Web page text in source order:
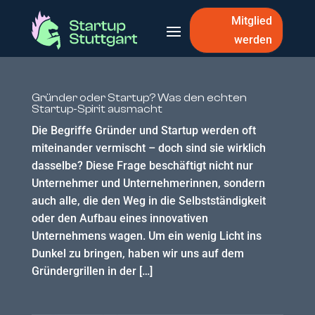
Mitglied
werden
Gründer oder Startup? Was den echten
Startup-Spirit ausmacht
Die Begriffe Gründer und Startup werden oft
miteinander vermischt – doch sind sie wirklich
dasselbe? Diese Frage beschäftigt nicht nur
Unternehmer und Unternehmerinnen, sondern
auch alle, die den Weg in die Selbstständigkeit
oder den Aufbau eines innovativen
Unternehmens wagen. Um ein wenig Licht ins
Dunkel zu bringen, haben wir uns auf dem
Gründergrillen in der […]